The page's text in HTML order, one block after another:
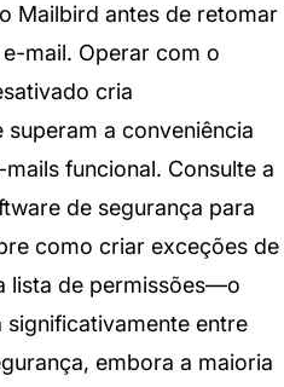
Mailbird antes de retomar
mail. Operar com o
cria
a conveniência
funcional. Consulte a
de segurança para
como criar exceções de
lista de permissões—o
entre
embora a maioria